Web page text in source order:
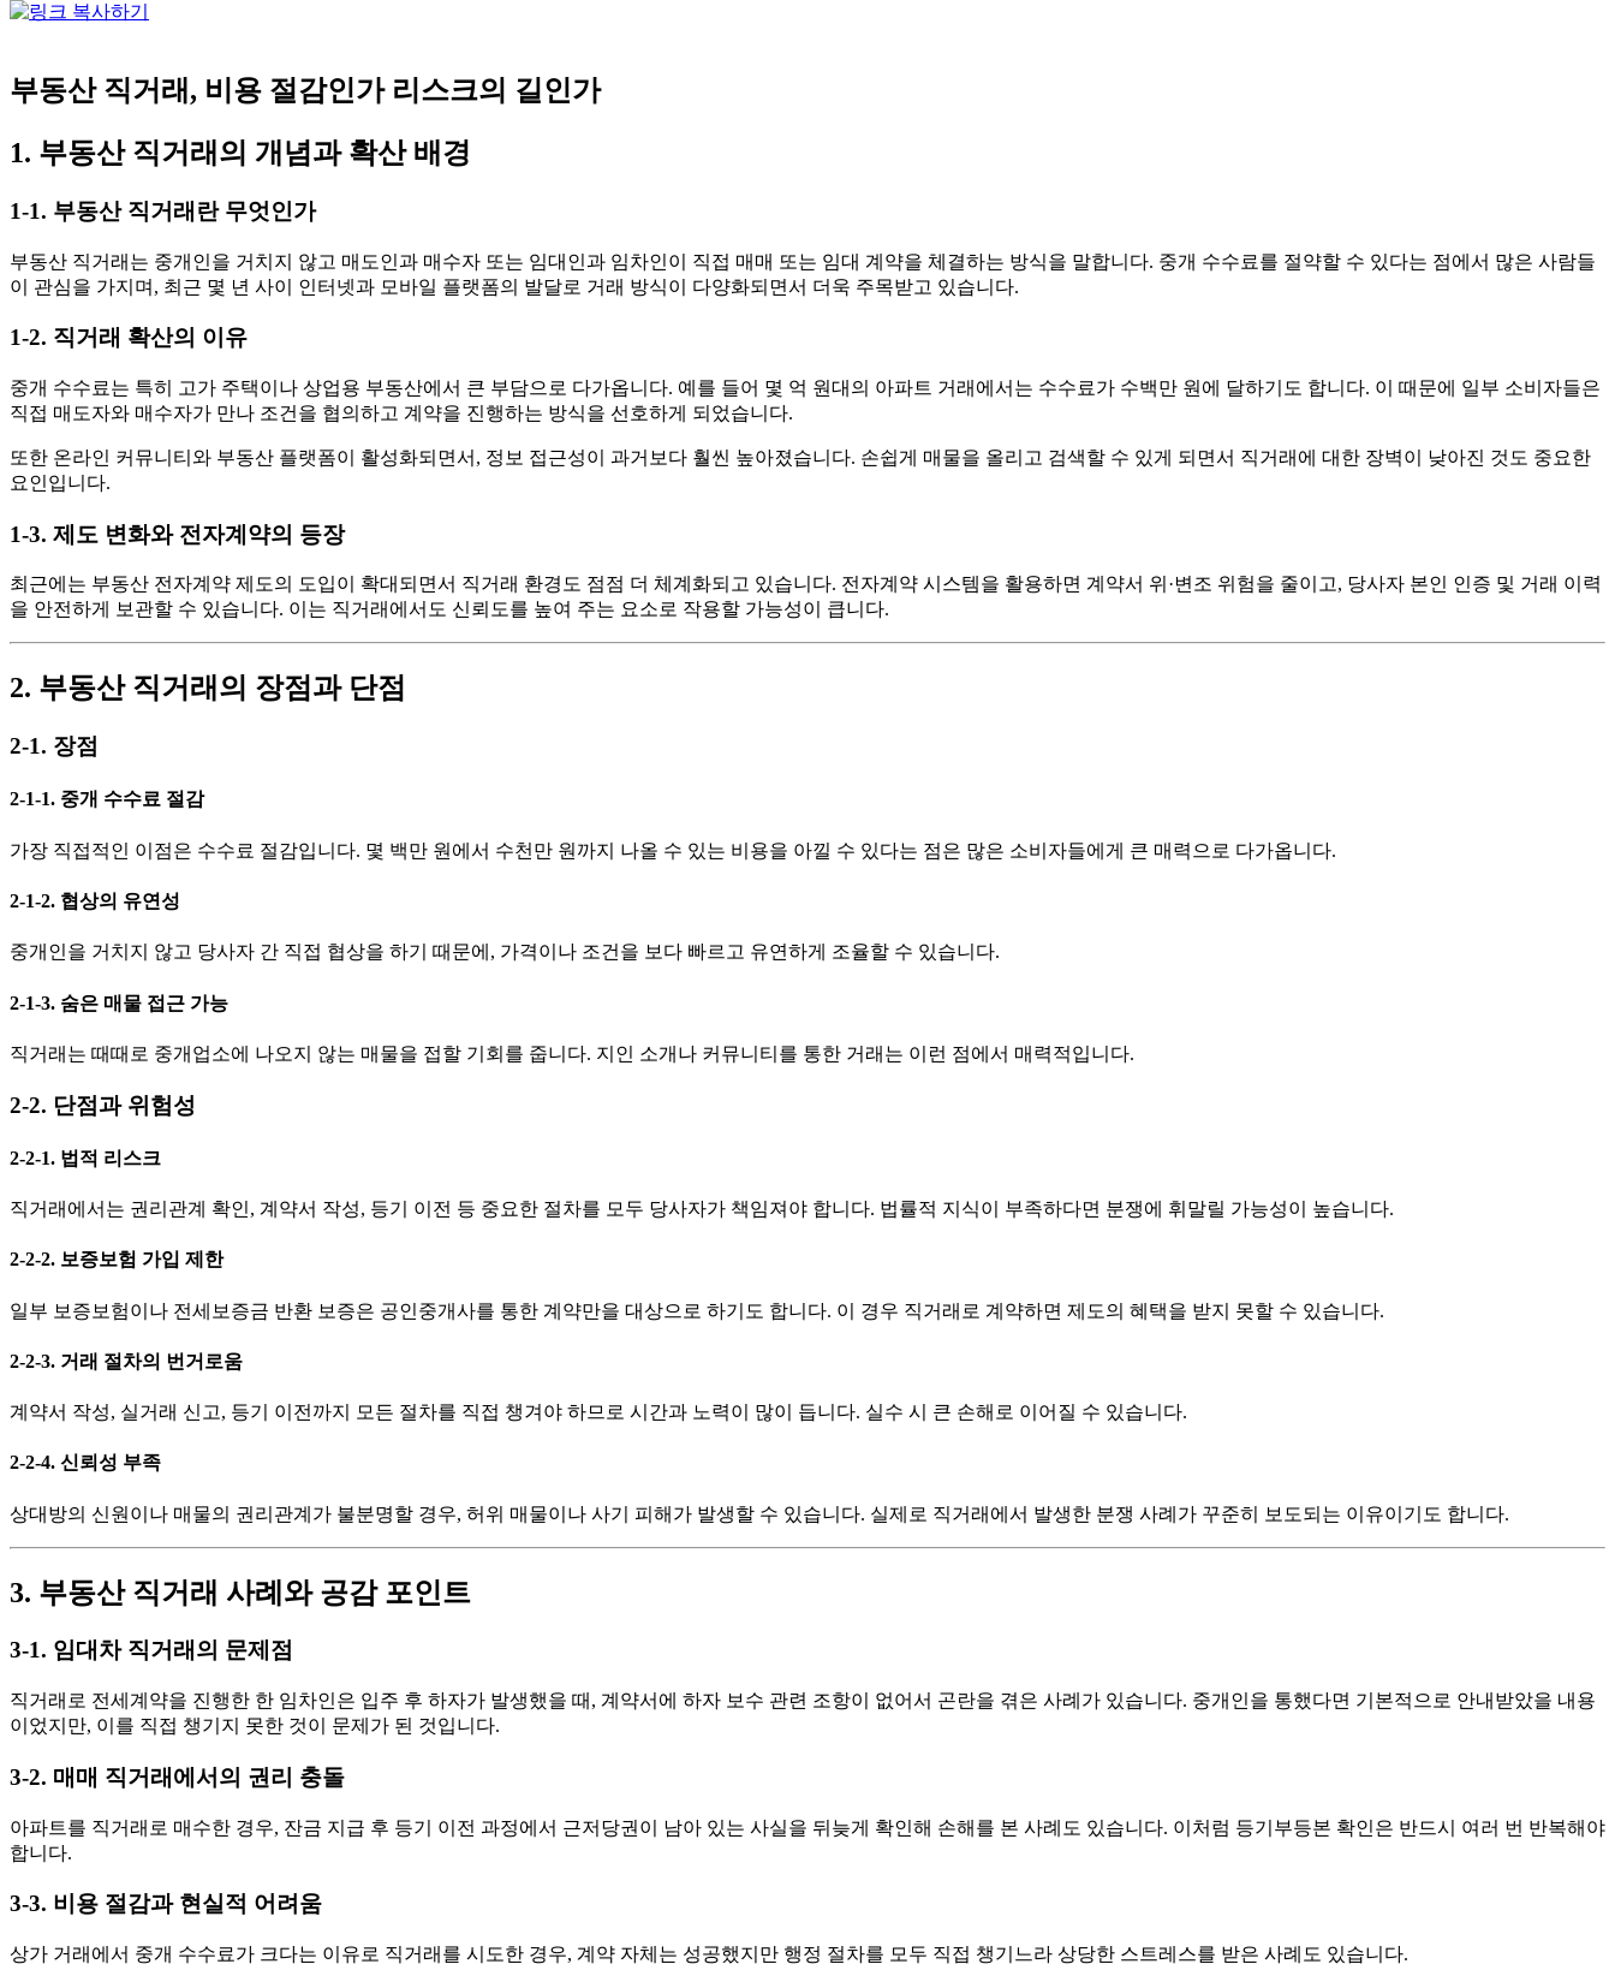
부동산 직거래, 비용 절감인가 리스크의 길인가
1. 부동산 직거래의 개념과 확산 배경
1-1. 부동산 직거래란 무엇인가
부동산 직거래는 중개인을 거치지 않고 매도인과 매수자 또는 임대인과 임차인이 직접 매매 또는 임대 계약을 체결하는 방식을 말합니다. 중개 수수료를 절약할 수 있다는 점에서 많은 사람들
이 관심을 가지며, 최근 몇 년 사이 인터넷과 모바일 플랫폼의 발달로 거래 방식이 다양화되면서 더욱 주목받고 있습니다.
1-2. 직거래 확산의 이유
중개 수수료는 특히 고가 주택이나 상업용 부동산에서 큰 부담으로 다가옵니다. 예를 들어 몇 억 원대의 아파트 거래에서는 수수료가 수백만 원에 달하기도 합니다. 이 때문에 일부 소비자들은
직접 매도자와 매수자가 만나 조건을 협의하고 계약을 진행하는 방식을 선호하게 되었습니다.
또한 온라인 커뮤니티와 부동산 플랫폼이 활성화되면서, 정보 접근성이 과거보다 훨씬 높아졌습니다. 손쉽게 매물을 올리고 검색할 수 있게 되면서 직거래에 대한 장벽이 낮아진 것도 중요한
요인입니다.
1-3. 제도 변화와 전자계약의 등장
최근에는 부동산 전자계약 제도의 도입이 확대되면서 직거래 환경도 점점 더 체계화되고 있습니다. 전자계약 시스템을 활용하면 계약서 위·변조 위험을 줄이고, 당사자 본인 인증 및 거래 이력
을 안전하게 보관할 수 있습니다. 이는 직거래에서도 신뢰도를 높여 주는 요소로 작용할 가능성이 큽니다.
2. 부동산 직거래의 장점과 단점
2-1. 장점
2-1-1. 중개 수수료 절감
가장 직접적인 이점은 수수료 절감입니다. 몇 백만 원에서 수천만 원까지 나올 수 있는 비용을 아낄 수 있다는 점은 많은 소비자들에게 큰 매력으로 다가옵니다.
2-1-2. 협상의 유연성
중개인을 거치지 않고 당사자 간 직접 협상을 하기 때문에, 가격이나 조건을 보다 빠르고 유연하게 조율할 수 있습니다.
2-1-3. 숨은 매물 접근 가능
직거래는 때때로 중개업소에 나오지 않는 매물을 접할 기회를 줍니다. 지인 소개나 커뮤니티를 통한 거래는 이런 점에서 매력적입니다.
2-2. 단점과 위험성
2-2-1. 법적 리스크
직거래에서는 권리관계 확인, 계약서 작성, 등기 이전 등 중요한 절차를 모두 당사자가 책임져야 합니다. 법률적 지식이 부족하다면 분쟁에 휘말릴 가능성이 높습니다.
2-2-2. 보증보험 가입 제한
일부 보증보험이나 전세보증금 반환 보증은 공인중개사를 통한 계약만을 대상으로 하기도 합니다. 이 경우 직거래로 계약하면 제도의 혜택을 받지 못할 수 있습니다.
2-2-3. 거래 절차의 번거로움
계약서 작성, 실거래 신고, 등기 이전까지 모든 절차를 직접 챙겨야 하므로 시간과 노력이 많이 듭니다. 실수 시 큰 손해로 이어질 수 있습니다.
2-2-4. 신뢰성 부족
상대방의 신원이나 매물의 권리관계가 불분명할 경우, 허위 매물이나 사기 피해가 발생할 수 있습니다. 실제로 직거래에서 발생한 분쟁 사례가 꾸준히 보도되는 이유이기도 합니다.
3. 부동산 직거래 사례와 공감 포인트
3-1. 임대차 직거래의 문제점
직거래로 전세계약을 진행한 한 임차인은 입주 후 하자가 발생했을 때, 계약서에 하자 보수 관련 조항이 없어서 곤란을 겪은 사례가 있습니다. 중개인을 통했다면 기본적으로 안내받았을 내용
이었지만, 이를 직접 챙기지 못한 것이 문제가 된 것입니다.
3-2. 매매 직거래에서의 권리 충돌
아파트를 직거래로 매수한 경우, 잔금 지급 후 등기 이전 과정에서 근저당권이 남아 있는 사실을 뒤늦게 확인해 손해를 본 사례도 있습니다. 이처럼 등기부등본 확인은 반드시 여러 번 반복해야
합니다.
3-3. 비용 절감과 현실적 어려움
상가 거래에서 중개 수수료가 크다는 이유로 직거래를 시도한 경우, 계약 자체는 성공했지만 행정 절차를 모두 직접 챙기느라 상당한 스트레스를 받은 사례도 있습니다.